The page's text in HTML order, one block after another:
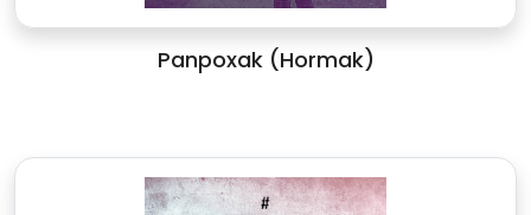
Panpoxak (Hormak)